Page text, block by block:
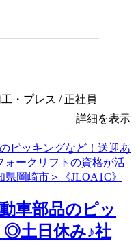
・プレス / 正社員
詳細を表示
車部品のピッ
◎土日休み♪社